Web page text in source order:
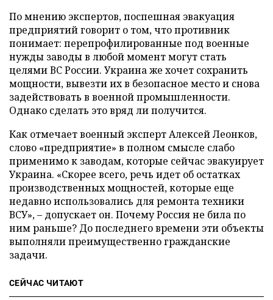
По мнению экспертов, поспешная эвакуация
предприятий говорит о том, что противник
понимает: перепрофилированные под военные
нужды заводы в любой момент могут стать
целями ВС России. Украина же хочет сохранить
мощности, вывезти их в безопасное место и снова
задействовать в военной промышленности.
Однако сделать это вряд ли получится.
Как отмечает военный эксперт Алексей Леонков,
слово «предприятие» в полном смысле слабо
применимо к заводам, которые сейчас эвакуирует
Украина. «Скорее всего, речь идет об остатках
производственных мощностей, которые еще
недавно использовались для ремонта техники
ВСУ», – допускает он. Почему Россия не била по
ним раньше? До последнего времени эти объекты
выполняли преимущественно гражданские
задачи.
СЕЙЧАС ЧИТАЮТ